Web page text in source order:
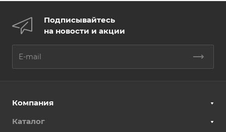
Подписывайтесь
на новости и акции
Компания
Каталог